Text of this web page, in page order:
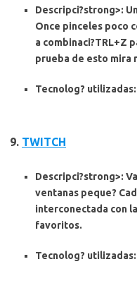
Descripci?strong>:
Once pinceles poco
a combinaci?TRL+Z
prueba de esto mira
Tecnolog? utilizadas
9. TWITCH
Descripci?strong>:
ventanas peque?
interconectada con
favoritos.
Tecnolog? utilizadas: